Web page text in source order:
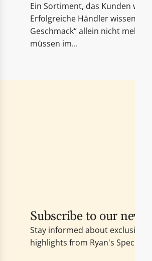
Ein Sortiment, das Kunden
Erfolgreiche Händler wissen:
Geschmack“ allein nicht mehr.
müssen im...
Subscribe to our
Stay informed about exclusive
highlights from Ryan's